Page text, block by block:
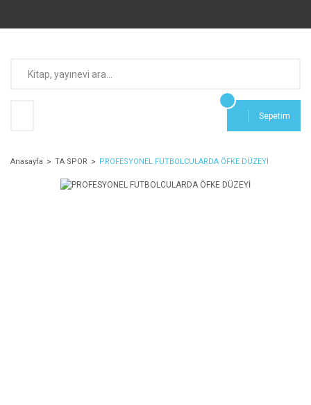
Sepetim
Anasayfa TA SPOR PROFESYONEL FUTBOLCULARDA ÖFKE DÜZEYİ